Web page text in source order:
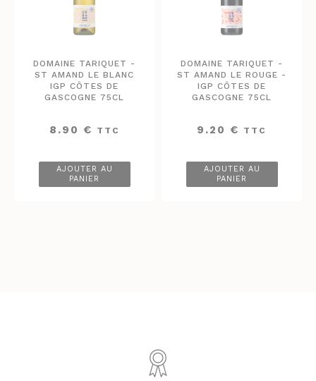
DOMAINE TARIQUET -
ST AMAND LE BLANC
IGP CÔTES DE
GASCOGNE 75CL
8.90 € TTC
AJOUTER AU
PANIER
DOMAINE TARIQUET -
ST AMAND LE ROUGE -
IGP CÔTES DE
GASCOGNE 75CL
9.20 € TTC
AJOUTER AU
PANIER